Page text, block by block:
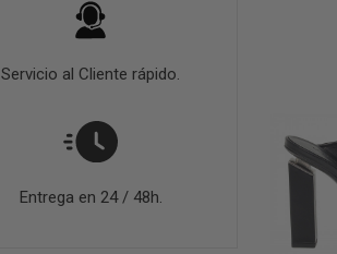
Servicio al Cliente rápido.
Entrega en 24 / 48h.